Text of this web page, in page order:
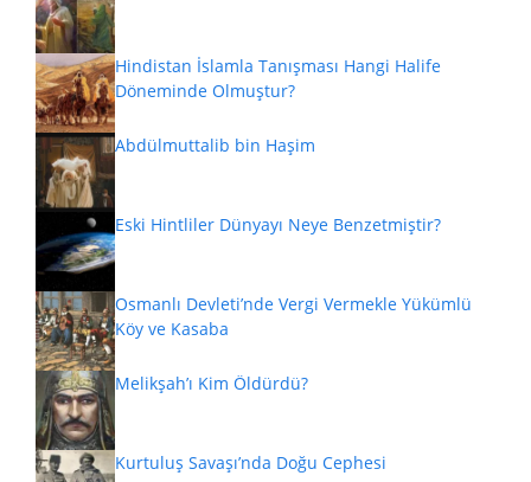
Hindistan İslamla Tanışması Hangi Halife
Döneminde Olmuştur?
Abdülmuttalib bin Haşim
Eski Hintliler Dünyayı Neye Benzetmiştir?
Osmanlı Devleti’nde Vergi Vermekle Yükümlü
Köy ve Kasaba
Melikşah’ı Kim Öldürdü?
Kurtuluş Savaşı’nda Doğu Cephesi